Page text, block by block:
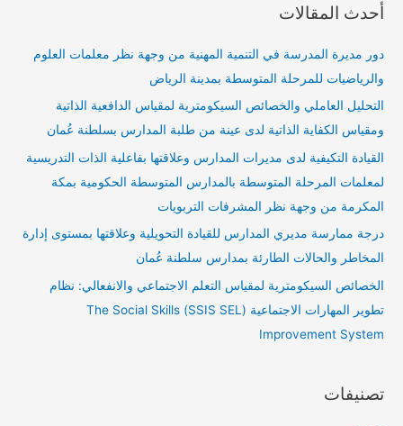
أحدث المقالات
دور مديرة المدرسة في التنمية المهنية من وجهة نظر معلمات العلوم
والرياضيات للمرحلة المتوسطة بمدينة الرياض
التحليل العاملي والخصائص السيكومترية لمقياس الدافعية الذاتية
ومقياس الكفاية الذاتية لدى عينة من طلبة المدارس بسلطنة عُمان
القيادة التكيفية لدى مديرات المدارس وعلاقتها بفاعلية الذات التدريسية
لمعلمات المرحلة المتوسطة بالمدارس المتوسطة الحكومية بمكة
المكرمة من وجهة نظر المشرفات التربويات
درجة ممارسة مديري المدارس للقيادة التحويلية وعلاقتها بمستوى إدارة
المخاطر والحالات الطارئة بمدارس سلطنة عُمان
الخصائص السيكومترية لمقياس التعلم الاجتماعي والانفعالي: نظام
تطوير المهارات الاجتماعية (SSIS SEL) The Social Skills
Improvement System
تصنيفات